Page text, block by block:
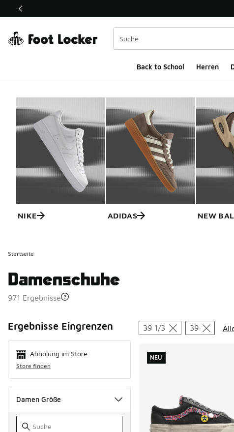
Dieser Link öffnet sich in einem neuen Fenster
Back to School Herren
NIKE ADIDAS NEW
Startseite
Damenschuhe
971 Ergebnisse
Ergebnisse Eingrenzen
Abholung im Store
Store finden
Damen Größe
Search Results
39 1/3 39
NEU